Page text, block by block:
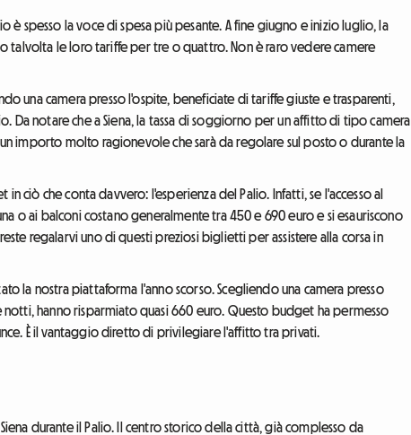
è spesso la voce di spesa più pesante. A fine giugno e inizio luglio, la
talvolta le loro tariffe per tre o quattro. Non è raro vedere camere
una camera presso l'ospite, beneficiate di tariffe giuste e trasparenti,
Da notare che a Siena, la tassa di soggiorno per un affitto di tipo camera
importo molto ragionevole che sarà da regolare sul posto o durante la
ciò che conta davvero: l'esperienza del Palio. Infatti, se l'accesso al
o ai balconi costano generalmente tra 450 e 690 euro e si esauriscono
regalarvi uno di questi preziosi biglietti per assistere alla corsa in
la nostra piattaforma l'anno scorso. Scegliendo una camera presso
hanno risparmiato quasi 660 euro. Questo budget ha permesso
È il vantaggio diretto di privilegiare l'affitto tra privati.
durante il Palio. Il centro storico della città, già complesso da